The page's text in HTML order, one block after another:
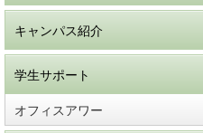
キャンパス紹介
学生サポート
オフィスアワー